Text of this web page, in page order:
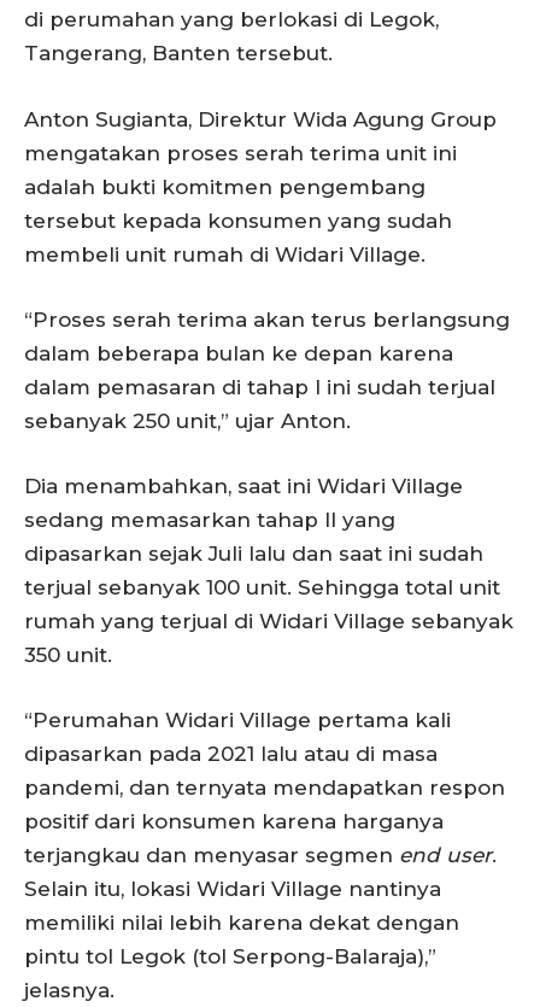
di perumahan yang berlokasi di Legok,
Tangerang, Banten tersebut.
Anton Sugianta, Direktur Wida Agung Group
mengatakan proses serah terima unit ini
adalah bukti komitmen pengembang
tersebut kepada konsumen yang sudah
membeli unit rumah di Widari Village.
“Proses serah terima akan terus berlangsung
dalam beberapa bulan ke depan karena
dalam pemasaran di tahap I ini sudah terjual
sebanyak 250 unit,” ujar Anton.
Dia menambahkan, saat ini Widari Village
sedang memasarkan tahap II yang
dipasarkan sejak Juli lalu dan saat ini sudah
terjual sebanyak 100 unit. Sehingga total unit
rumah yang terjual di Widari Village sebanyak
350 unit.
“Perumahan Widari Village pertama kali
dipasarkan pada 2021 lalu atau di masa
pandemi, dan ternyata mendapatkan respon
positif dari konsumen karena harganya
terjangkau dan menyasar segmen end user.
Selain itu, lokasi Widari Village nantinya
memiliki nilai lebih karena dekat dengan
pintu tol Legok (tol Serpong-Balaraja),”
jelasnya.